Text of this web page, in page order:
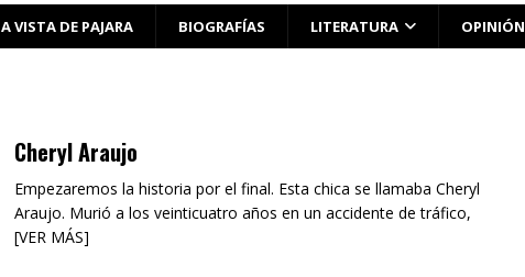
A VISTA DE PAJARA BIOGRAFÍAS LITERATURA OPINIÓN
Cheryl Araujo
Empezaremos la historia por el final. Esta chica se llamaba Cheryl
Araujo. Murió a los veinticuatro años en un accidente de tráfico,
[VER MÁS]